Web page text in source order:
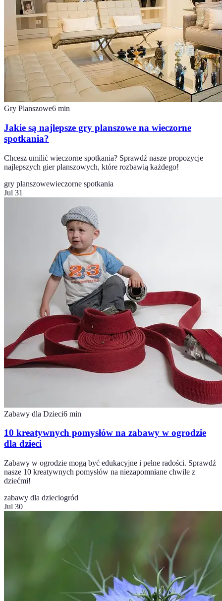
Gry Planszowe6 min
Jakie są najlepsze gry planszowe na wieczorne
spotkania?
Chcesz umilić wieczorne spotkania? Sprawdź nasze propozycje
najlepszych gier planszowych, które rozbawią każdego!
gry planszowewieczorne spotkania
Jul 31
Zabawy dla Dzieci6 min
10 kreatywnych pomysłów na zabawy w ogrodzie
dla dzieci
Zabawy w ogrodzie mogą być edukacyjne i pełne radości. Sprawdź
nasze 10 kreatywnych pomysłów na niezapomniane chwile z
dziećmi!
zabawy dla dzieciogród
Jul 30